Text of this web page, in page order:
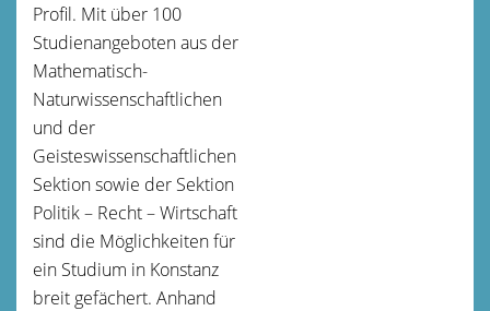
Profil. Mit über 100
Studienangeboten aus der
Mathematisch-
Naturwissenschaftlichen
und der
Geisteswissenschaftlichen
Sektion sowie der Sektion
Politik – Recht – Wirtschaft
sind die Möglichkeiten für
ein Studium in Konstanz
breit gefächert. Anhand